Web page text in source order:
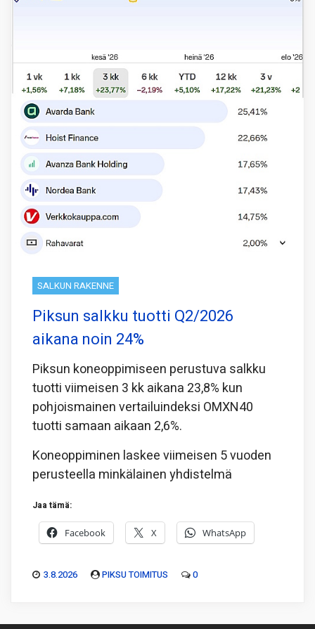
SALKUN RAKENNE
Piksun salkku tuotti Q2/2026
aikana noin 24%
Piksun koneoppimiseen perustuva salkku
tuotti viimeisen 3 kk aikana 23,8% kun
pohjoismainen vertailuindeksi OMXN40
tuotti samaan aikaan 2,6%.
Koneoppiminen laskee viimeisen 5 vuoden
perusteella minkälainen yhdistelmä
Jaa tämä:
Facebook X WhatsApp
3.8.2026 PIKSU TOIMITUS 0